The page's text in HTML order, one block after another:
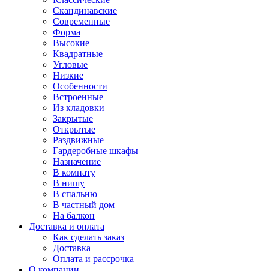
Скандинавские
Современные
Форма
Высокие
Квадратные
Угловые
Низкие
Особенности
Встроенные
Из кладовки
Закрытые
Открытые
Раздвижные
Гардеробные шкафы
Назначение
В комнату
В нишу
В спальню
В частный дом
На балкон
Доставка и оплата
Как сделать заказ
Доставка
Оплата и рассрочка